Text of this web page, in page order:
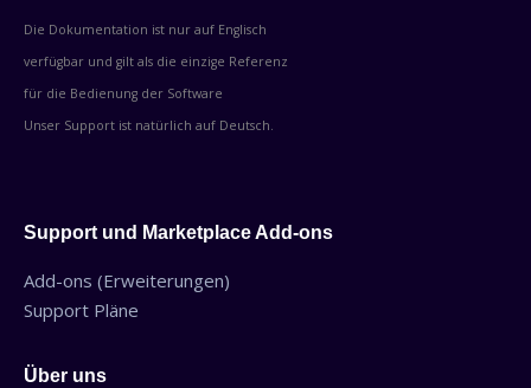
Die Dokumentation ist nur auf Englisch
verfügbar und gilt als die einzige Referenz
für die Bedienung der Software
Unser Support ist natürlich auf Deutsch.
Support und Marketplace Add-ons
Add-ons (Erweiterungen)
Support Pläne
Über uns